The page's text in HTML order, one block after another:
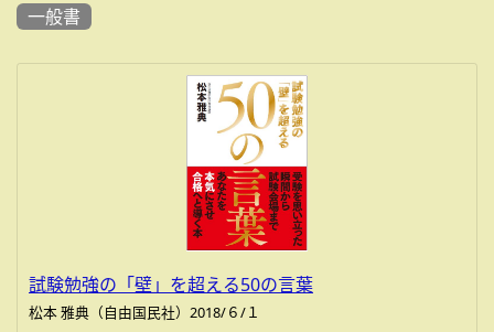
一般書
試験勉強の「壁」を超える50の言葉
松本 雅典（自由国民社）2018/６/１